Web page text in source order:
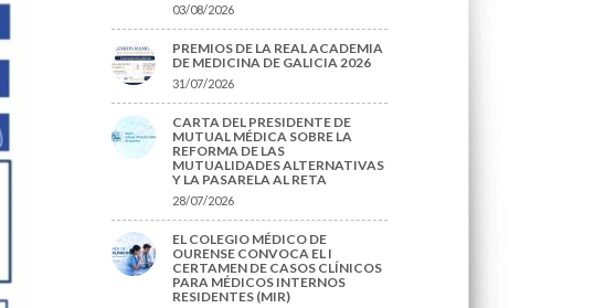
03/08/2026
PREMIOS DE LA REAL ACADEMIA
DE MEDICINA DE GALICIA 2026
31/07/2026
CARTA DEL PRESIDENTE DE
MUTUAL MÉDICA SOBRE LA
REFORMA DE LAS
MUTUALIDADES ALTERNATIVAS
Y LA PASARELA AL RETA
28/07/2026
EL COLEGIO MÉDICO DE
OURENSE CONVOCA EL I
CERTAMEN DE CASOS CLÍNICOS
PARA MÉDICOS INTERNOS
RESIDENTES (MIR)